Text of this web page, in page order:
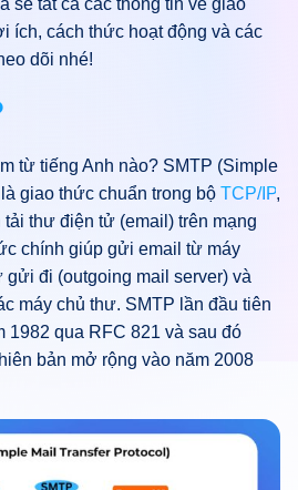
sẻ tất cả các thông tin về giao
ích, cách thức hoạt động và các
dõi nhé!
từ tiếng Anh nào? SMTP (Simple
giao thức chuẩn trong bộ TCP/IP,
thư điện tử (email) trên mạng
chính giúp gửi email từ máy
gửi đi (outgoing mail server) và
máy chủ thư. SMTP lần đầu tiên
1982 qua RFC 821 và sau đó
bản mở rộng vào năm 2008